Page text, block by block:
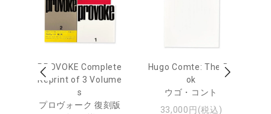
PROVOKE Complete
Reprint of 3 Volume
s
プロヴォーク 復刻版
Hugo Comte: The Bo
ok
ウゴ・コント
33,000円(税込)